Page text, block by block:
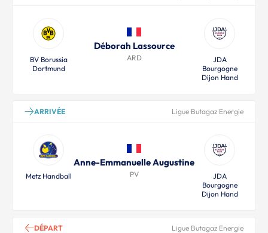
BV Borussia
Dortmund
Déborah Lassource
ARD
JDA
Bourgogne
Dijon Hand
ARRIVÉE Ligue Butagaz Energie
Metz Handball
Anne-Emmanuelle Augustine
PV
JDA
Bourgogne
Dijon Hand
DÉPART Ligue Butagaz Energie